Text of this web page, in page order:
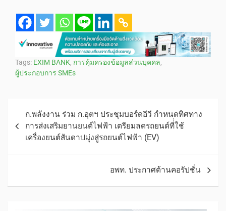
Tags: EXIM BANK, การคุ้มครองข้อมูลส่วนบุคคล,
ผู้ประกอบการ SMEs
ก.พลังงาน ร่วม ก.อุตฯ ประชุมบอร์ดอีวี กำหนดทิศทาง
การส่งเสริมยานยนต์ไฟฟ้า เตรียมลดรถยนต์ที่่ใช้
เครื่องยนต์สันดาปมุ่งสู่รถยนต์ไฟฟ้า (EV)
อพท. ประกาศต้านคอรัปชั่น